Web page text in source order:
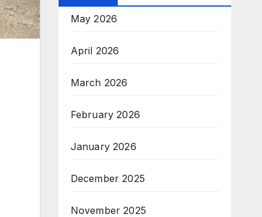
May 2026
April 2026
March 2026
February 2026
January 2026
December 2025
November 2025